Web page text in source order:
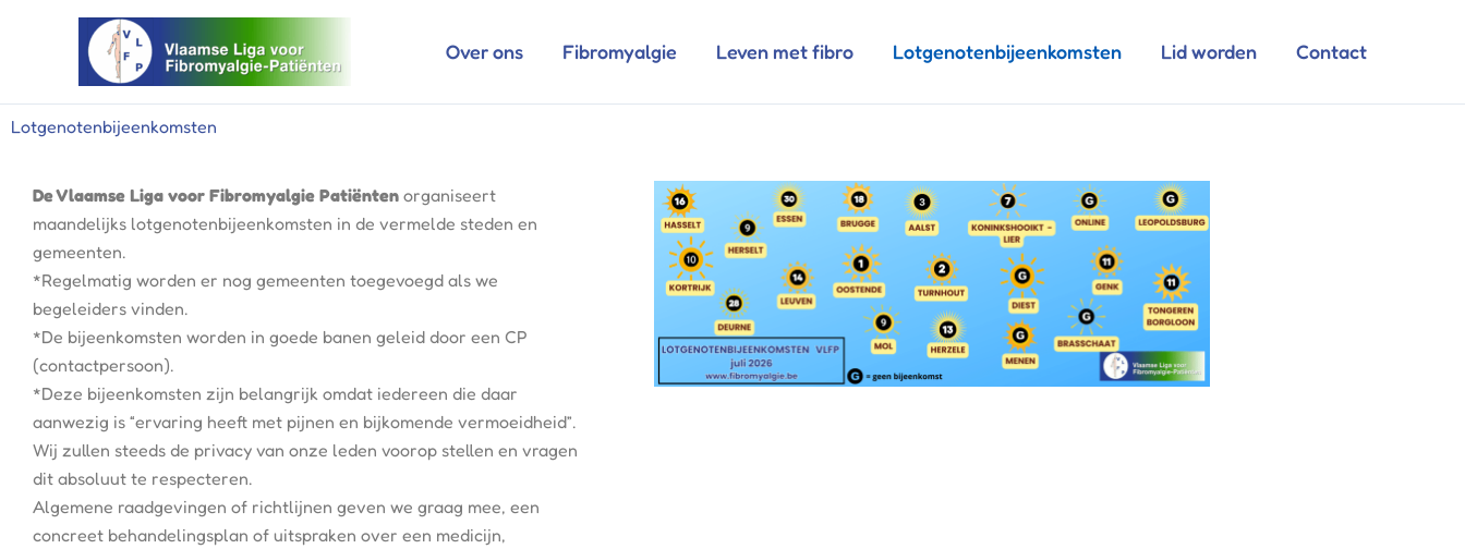
inhoud
Over ons Fibromyalgie Leven met fibro Lotgenotenbijeenkomsten Lid worden Contact
Lotgenotenbijeenkomsten
De Vlaamse Liga voor Fibromyalgie Patiënten organiseert
maandelijks lotgenotenbijeenkomsten in de vermelde steden en
gemeenten.
*Regelmatig worden er nog gemeenten toegevoegd als we
begeleiders vinden.
*De bijeenkomsten worden in goede banen geleid door een CP
(contactpersoon).
*Deze bijeenkomsten zijn belangrijk omdat iedereen die daar
aanwezig is “ervaring heeft met pijnen en bijkomende vermoeidheid”.
Wij zullen steeds de privacy van onze leden voorop stellen en vragen
dit absoluut te respecteren.
Algemene raadgevingen of richtlijnen geven we graag mee, een
concreet behandelingsplan of uitspraken over een medicijn,